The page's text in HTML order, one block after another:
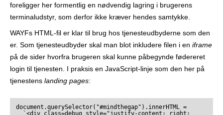
foreligger her formentlig en nødvendig lagring i brugerens
terminaludstyr, som derfor ikke kræver hendes samtykke.
WAYFs HTML-fil er klar til brug hos tjenesteudbyderne som den
er. Som tjenesteudbyder skal man blot inkludere filen i en iframe
på de sider hvorfra brugeren skal kunne påbegynde fødereret
login til tjenesten. I praksis en JavaScript-linje som den her på
tjenestens landing pages:
document.querySelector("#mindthegap").innerHTML =